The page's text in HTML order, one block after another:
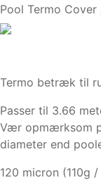
Pool Termo
Termo betræk til
Passer til 3.66
Vær opmærksom
diameter end
120 micron (110g /